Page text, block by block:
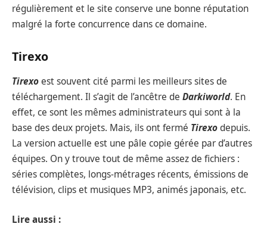
régulièrement et le site conserve une bonne réputation
malgré la forte concurrence dans ce domaine.
Tirexo
Tirexoest souvent cité parmi les meilleurs sites de
téléchargement. Il s’agit de l’ancêtre de Darkiworld. En
effet, ce sont les mêmes administrateurs qui sont à la
base des deux projets. Mais, ils ont fermé Tirexodepuis.
La version actuelle est une pâle copie gérée par d’autres
équipes. On y trouve tout de même assez de fichiers :
séries complètes, longs-métrages récents, émissions de
télévision, clips et musiques MP3, animés japonais, etc.
Lire aussi :